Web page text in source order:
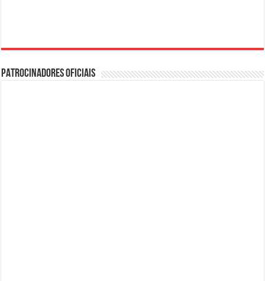
PATROCINADORES OFICIAIS